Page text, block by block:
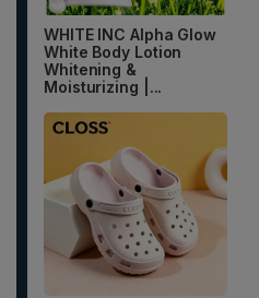
WHITE INC Alpha Glow
White Body Lotion
Whitening &
Moisturizing |...